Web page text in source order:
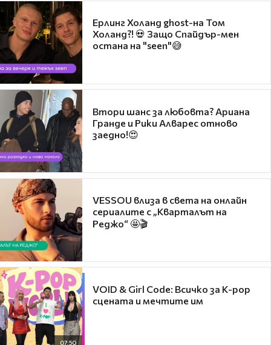
Ерлинг Холанд ghost-на Том
Холанд?! 💀 Защо Спайдър-мен
остана на "seen"😅
Втори шанс за любовта? Ариана
Гранде и Рики Алварес отново
заедно!😍
VESSOU влиза в света на онлайн
сериалите с „Кварталът на
Реджо“ 🤩🎬
07:50
VOID & Girl Code: Всичко за K-pop
сцената и мечтите им